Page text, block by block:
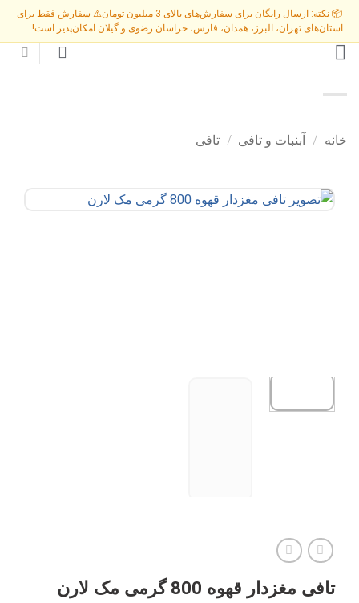
📦 نکته: ارسال رایگان برای سفارش‌های بالای 3 میلیون تومان
⚠️ سفارش فقط برای
استان‌های تهران، البرز، همدان، فارس، خراسان رضوی و گیلان امکان‌پذیر است!
Skip
content
خانه / آبنبات و تافی / تافی
تافی مغزدار قهوه 800 گرمی مک لارن